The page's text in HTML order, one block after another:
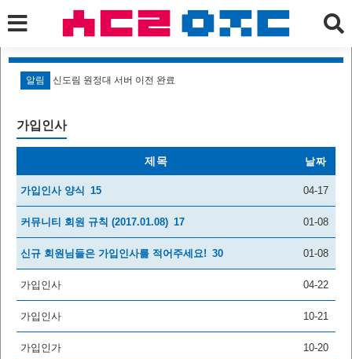
알림 신도림 원정대 서버 이전 완료
가입인사
제목 날짜
가입인사 양식 15 04-17
커뮤니티 회원 규칙 (2017.01.08) 17 01-08
신규 회원님들은 가입인사를 적어주세요! 30 01-08
가입인사 04-22
가입인사 10-21
가입인가 10-20